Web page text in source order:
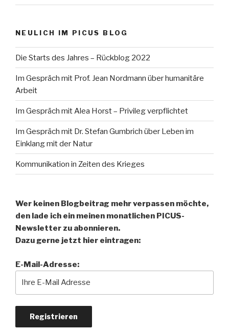
NEULICH IM PICUS BLOG
Die Starts des Jahres – Rückblog 2022
Im Gespräch mit Prof. Jean Nordmann über humanitäre
Arbeit
Im Gespräch mit Alea Horst – Privileg verpflichtet
Im Gespräch mit Dr. Stefan Gumbrich über Leben im
Einklang mit der Natur
Kommunikation in Zeiten des Krieges
Wer keinen Blogbeitrag mehr verpassen möchte,
den lade ich ein meinen monatlichen PICUS-
Newsletter zu abonnieren.
Dazu gerne jetzt hier eintragen:
E-Mail-Adresse: